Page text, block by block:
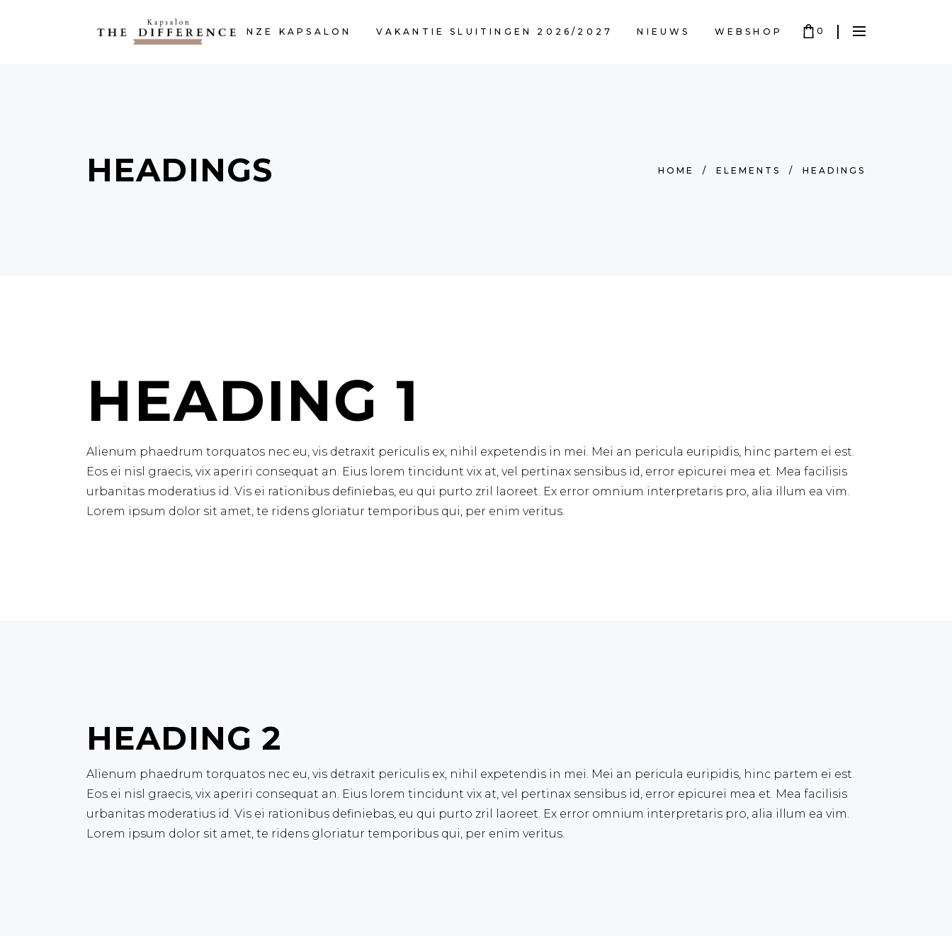
HOME ONZE KAPSALON VAKANTIE SLUITINGEN 2026/2027 NIEUWS WEBSHOP 0
HEADINGS HOME / ELEMENTS / HEADINGS
HEADING 1
Alienum phaedrum torquatos nec eu, vis detraxit periculis ex, nihil expetendis in mei. Mei an pericula euripidis, hinc partem ei est.
Eos ei nisl graecis, vix aperiri consequat an. Eius lorem tincidunt vix at, vel pertinax sensibus id, error epicurei mea et. Mea facilisis
urbanitas moderatius id. Vis ei rationibus definiebas, eu qui purto zril laoreet. Ex error omnium interpretaris pro, alia illum ea vim.
Lorem ipsum dolor sit amet, te ridens gloriatur temporibus qui, per enim veritus.
HEADING 2
Alienum phaedrum torquatos nec eu, vis detraxit periculis ex, nihil expetendis in mei. Mei an pericula euripidis, hinc partem ei est.
Eos ei nisl graecis, vix aperiri consequat an. Eius lorem tincidunt vix at, vel pertinax sensibus id, error epicurei mea et. Mea facilisis
urbanitas moderatius id. Vis ei rationibus definiebas, eu qui purto zril laoreet. Ex error omnium interpretaris pro, alia illum ea vim.
Lorem ipsum dolor sit amet, te ridens gloriatur temporibus qui, per enim veritus.